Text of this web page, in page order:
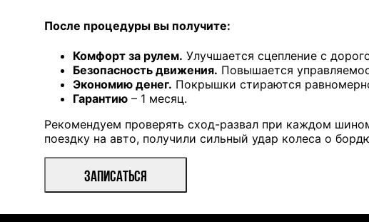
После процедуры вы получите:
Комфорт за рулем. Улучшается сцепление с
Безопасность движения. Повышается
Экономию денег. Покрышки стираются
Гарантию – 1 месяц.
Рекомендуем проверять сход-развал при каждом
поездку на авто, получили сильный удар колеса о
ЗАПИСАТЬСЯ